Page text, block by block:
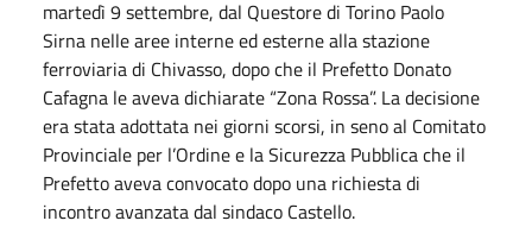
martedì 9 settembre, dal Questore di Torino Paolo
Sirna nelle aree interne ed esterne alla stazione
ferroviaria di Chivasso, dopo che il Prefetto Donato
Cafagna le aveva dichiarate “Zona Rossa”. La decisione
era stata adottata nei giorni scorsi, in seno al Comitato
Provinciale per l’Ordine e la Sicurezza Pubblica che il
Prefetto aveva convocato dopo una richiesta di
incontro avanzata dal sindaco Castello.